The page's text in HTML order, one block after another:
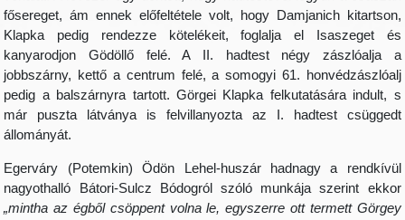
fősereget, ám ennek előfeltétele volt, hogy Damjanich kitartson,
Klapka pedig rendezze kötelékeit, foglalja el Isaszeget és
kanyarodjon Gödöllő felé. A II. hadtest négy zászlóalja a
jobbszárny, kettő a centrum felé, a somogyi 61. honvédzászlóalj
pedig a balszárnyra tartott. Görgei Klapka felkutatására indult, s
már puszta látványa is felvillanyozta az I. hadtest csüggedt
állományát.
Egerváry (Potemkin) Ödön Lehel-huszár hadnagy a rendkívül
nagyothalló Bátori-Sulcz Bódogról szóló munkája szerint ekkor
„mintha az égből csöppent volna le, egyszerre ott termett Görgey